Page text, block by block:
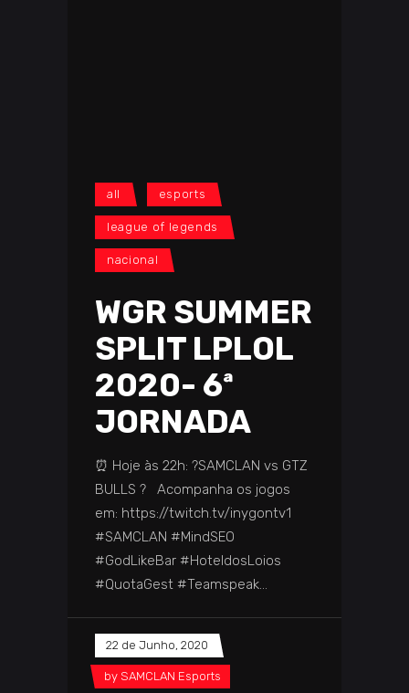
all esports
league of legends
nacional
WGR SUMMER
SPLIT LPLOL
2020- 6ª
JORNADA
⏰ Hoje às 22h: ?SAMCLAN vs GTZ
BULLS ? Acompanha os jogos
em: https://twitch.tv/inygontv1
#SAMCLAN #MindSEO
#GodLikeBar #HoteldosLoios
#QuotaGest #Teamspeak
22 de Junho, 2020
by SAMCLAN Esports